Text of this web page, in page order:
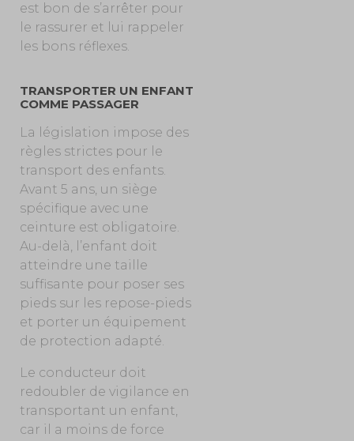
est bon de s’arrêter pour
le rassurer et lui rappeler
les bons réflexes.
TRANSPORTER UN ENFANT
COMME PASSAGER
La législation impose des
règles strictes pour le
transport des enfants.
Avant 5 ans, un siège
spécifique avec une
ceinture est obligatoire.
Au-delà, l’enfant doit
atteindre une taille
suffisante pour poser ses
pieds sur les repose-pieds
et porter un équipement
de protection adapté.
Le conducteur doit
redoubler de vigilance en
transportant un enfant,
car il a moins de force